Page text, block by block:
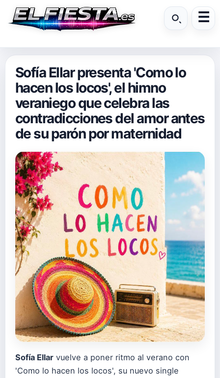
Sofía Ellar presenta 'Como lo
hacen los locos', el himno
veraniego que celebra las
contradicciones del amor antes
de su parón por maternidad
Sofía Ellar vuelve a poner ritmo al verano con
'Como lo hacen los locos', su nuevo single